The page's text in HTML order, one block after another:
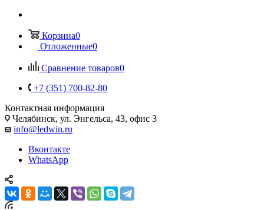
Корзина0
Отложенные0
Сравнение товаров0
+7 (351) 700-82-80
Контактная информация
Челябинск, ул. Энгельса, 43, офис 3
info@ledwin.ru
Вконтакте
WhatsApp